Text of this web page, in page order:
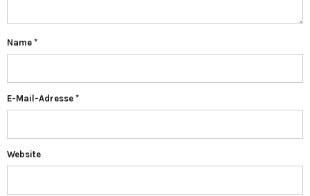
Name *
E-Mail-Adresse *
Website